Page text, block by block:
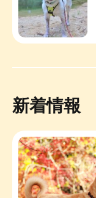
新着情報